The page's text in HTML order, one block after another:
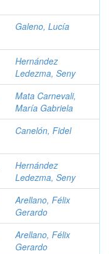
Galeno, Lucía
Hernández
Ledezma, Seny
Mata Carnevali,
María Gabriela
Canelón, Fidel
Hernández
Ledezma, Seny
Arellano, Félix
Gerardo
Arellano, Félix
Gerardo